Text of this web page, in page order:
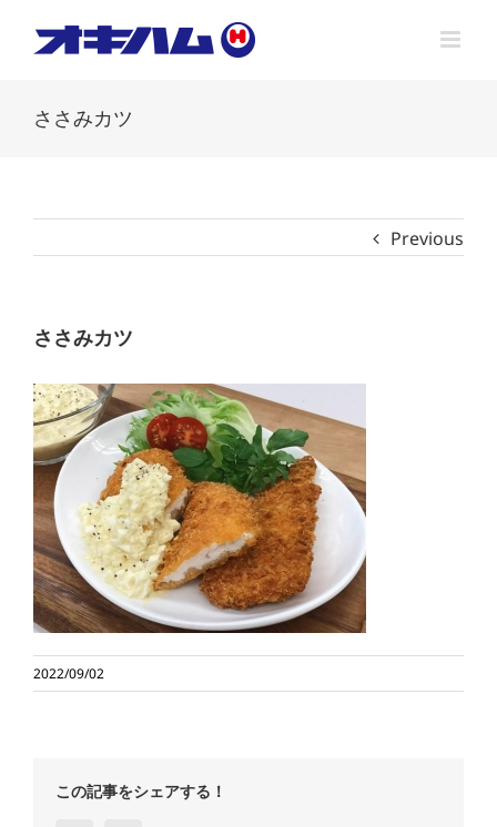
ささみカツ
Previous
ささみカツ
2022/09/02
この記事をシェアする！